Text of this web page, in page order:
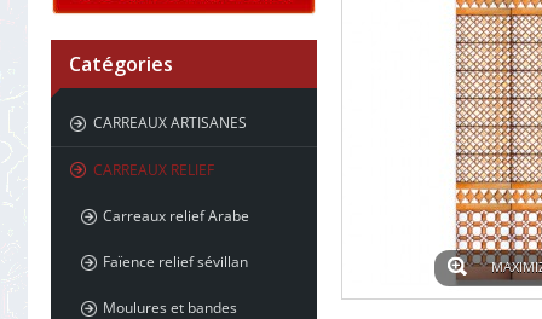
Catégories
CARREAUX ARTISANES
CARREAUX RELIEF
Carreaux relief Arabe
Faïence relief sévillan
Moulures et bandes